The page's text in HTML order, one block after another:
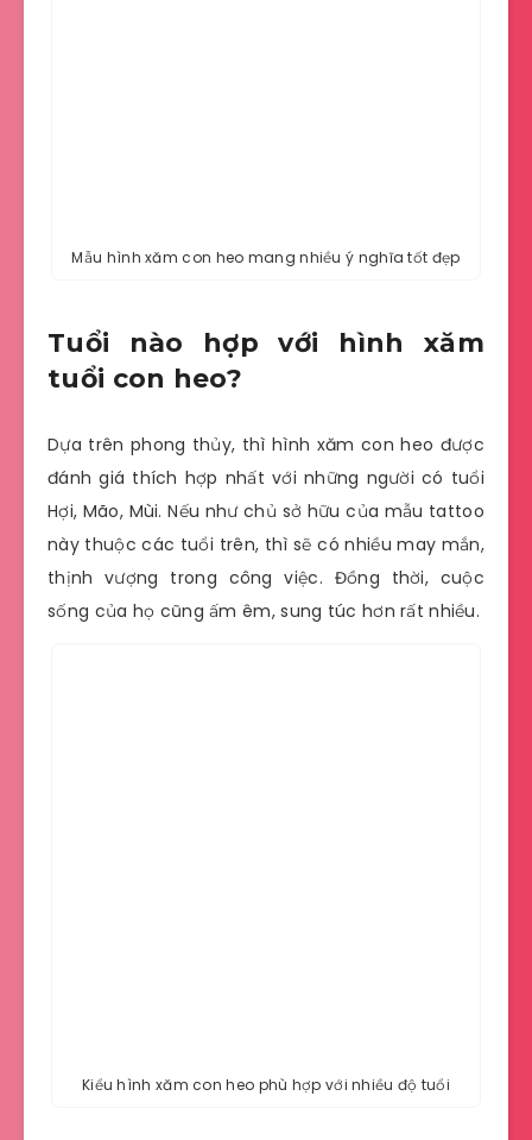
Mẫu hình xăm con heo mang nhiều ý nghĩa tốt đẹp
Tuổi nào hợp với hình xăm
tuổi con heo?
Dựa trên phong thủy, thì hình xăm con heo được
đánh giá thích hợp nhất với những người có tuổi
Hợi, Mão, Mùi. Nếu như chủ sở hữu của mẫu tattoo
này thuộc các tuổi trên, thì sẽ có nhiều may mắn,
thịnh vượng trong công việc. Đồng thời, cuộc
sống của họ cũng ấm êm, sung túc hơn rất nhiều.
Kiểu hình xăm con heo phù hợp với nhiều độ tuổi